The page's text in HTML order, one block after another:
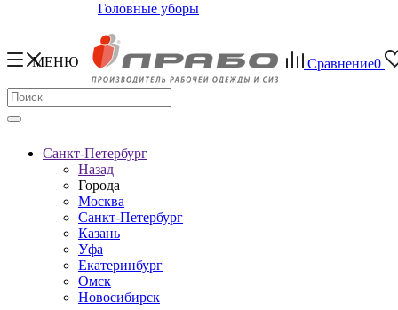
Головные уборы
МЕНЮ Сравнение0
Санкт-Петербург
Назад
Города
Москва
Санкт-Петербург
Казань
Уфа
Екатеринбург
Омск
Новосибирск